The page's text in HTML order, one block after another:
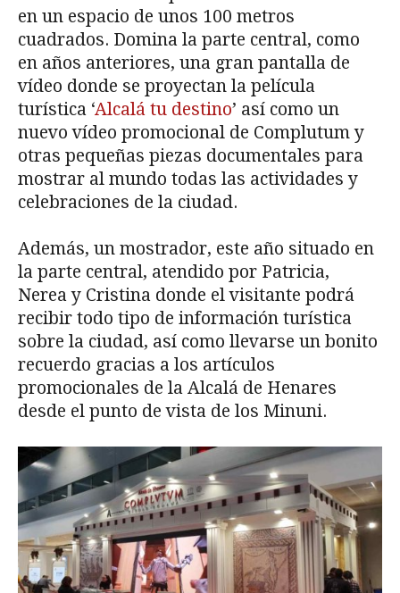
en un espacio de unos 100 metros
cuadrados. Domina la parte central, como
en años anteriores, una gran pantalla de
vídeo donde se proyectan la película
turística ‘Alcalá tu destino’ así como un
nuevo vídeo promocional de Complutum y
otras pequeñas piezas documentales para
mostrar al mundo todas las actividades y
celebraciones de la ciudad.
Además, un mostrador, este año situado en
la parte central, atendido por Patricia,
Nerea y Cristina donde el visitante podrá
recibir todo tipo de información turística
sobre la ciudad, así como llevarse un bonito
recuerdo gracias a los artículos
promocionales de la Alcalá de Henares
desde el punto de vista de los Minuni.